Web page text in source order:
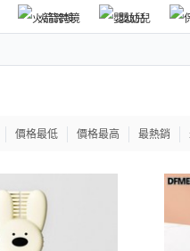
火箭跨境 嬰幼兒
價格最低 價格最高 最熱銷